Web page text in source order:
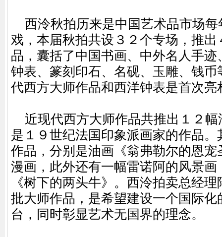
西泠秋拍历来是中国艺术品市场每
戏，本届秋拍共设３２个专场，推出
品，囊括了中国书画、中外名人手
钟表、篆刻印石、名砚、玉雕、钱币
代西方大师作品和西洋钟表是首次亮
近现代西方大师作品共推出１２幅
是１９世纪法国印象派画家的作品
作品，分别是油画《翁弗勒尔的恩宠
漫画，此外还有一幅雷诺阿的风景画
《树下的两头牛》。西泠拍卖总经
批大师作品，是希望建设一个国际化
台，同时彰显艺术无国界的理念。